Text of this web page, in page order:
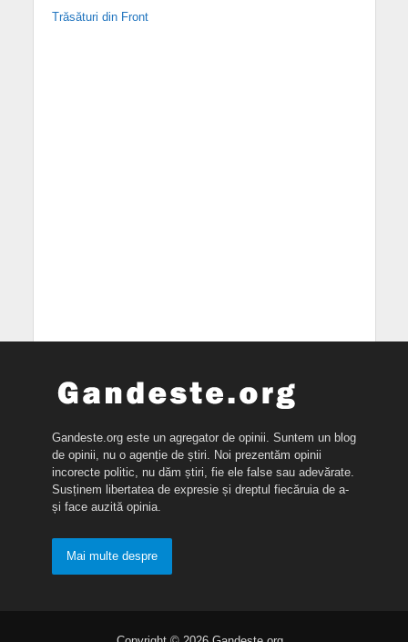
Trăsături din Front
Gandeste.org este un agregator de opinii. Suntem un blog
de opinii, nu o agenție de știri. Noi prezentăm opinii
incorecte politic, nu dăm știri, fie ele false sau adevărate.
Susținem libertatea de expresie și dreptul fiecăruia de a-
și face auzită opinia.
Mai multe despre